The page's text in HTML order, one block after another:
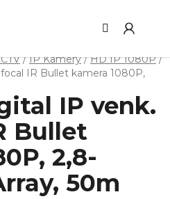
/ IP Kamery / HD IP 1080P /
IR Bullet kamera 1080P,
IP venk.
Bullet
2,8-
50m